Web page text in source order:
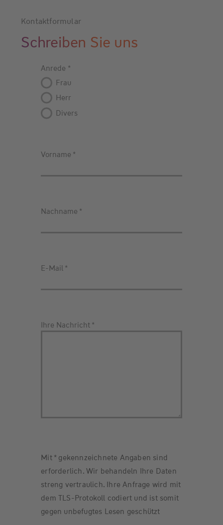
Kontaktformular
Schreiben Sie uns
Anrede *
Frau
Herr
Divers
Vorname *
Nachname *
E-Mail *
Ihre Nachricht *
Mit * gekennzeichnete Angaben sind
erforderlich. Wir behandeln Ihre Daten
streng vertraulich. Ihre Anfrage wird mit
dem TLS-Protokoll codiert und ist somit
gegen unbefugtes Lesen geschützt